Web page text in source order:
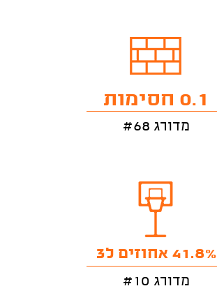
0.1 חסימות
מדורג #68
41.8% אחוזים ל3
מדורג #10